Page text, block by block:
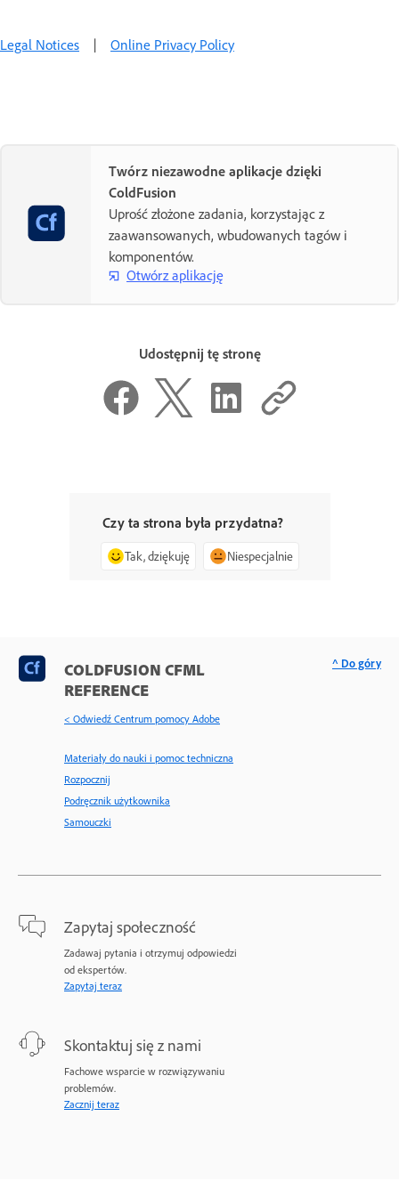
Legal Notices | Online Privacy Policy
Twórz niezawodne aplikacje dzięki
ColdFusion
Uprość złożone zadania, korzystając z
zaawansowanych, wbudowanych tagów i
komponentów.
Otwórz aplikację
Udostępnij tę stronę
Czy ta strona była przydatna?
Tak, dziękuję Niespecjalnie
COLDFUSION CFML
REFERENCE
< Odwiedź Centrum pomocy Adobe
Materiały do nauki i pomoc techniczna
Rozpocznij
Podręcznik użytkownika
Samouczki
Zapytaj społeczność
Zadawaj pytania i otrzymuj odpowiedzi
od ekspertów.
Zapytaj teraz
Skontaktuj się z nami
Fachowe wsparcie w rozwiązywaniu
problemów.
Zacznij teraz
^ Do góry